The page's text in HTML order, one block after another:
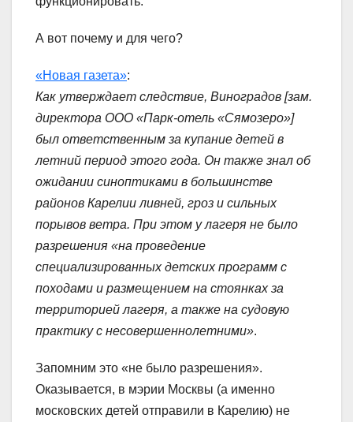
А вот почему и для чего?
«Новая газета»:
Как утверждает следствие, Виноградов [зам.
директора ООО «Парк-отель «Сямозеро»]
был ответственным за купание детей в
летний период этого года. Он также знал об
ожидании синоптиками в большинстве
районов Карелии ливней, гроз и сильных
порывов ветра. При этом у лагеря не было
разрешения «на проведение
специализированных детских программ с
походами и размещением на стоянках за
территорией лагеря, а также на судовую
практику с несовершеннолетними».
Запомним это «не было разрешения».
Оказывается, в мэрии Москвы (а именно
московских детей отправили в Карелию) не